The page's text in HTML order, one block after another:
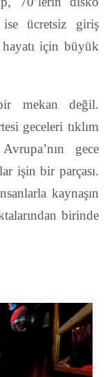
ücretsiz giriş
için büyük
mekan değil.
geceleri tıklım
gece
işin bir parçası.
kaynaşın
birinde